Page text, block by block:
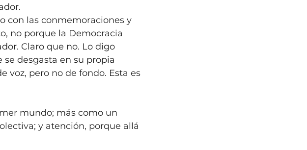
con las conmemoraciones y
no porque la Democracia
Claro que no. Lo digo
desgasta en su propia
voz, pero no de fondo. Esta es
mundo; más como un
y atención, porque allá